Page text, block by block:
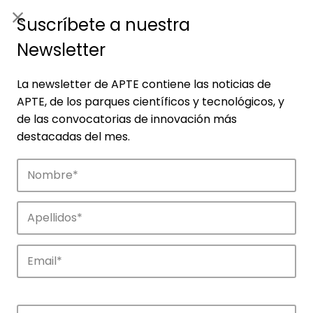
Suscríbete a nuestra
Newsletter
La newsletter de APTE contiene las noticias de
APTE, de los parques científicos y tecnológicos, y
de las convocatorias de innovación más
destacadas del mes.